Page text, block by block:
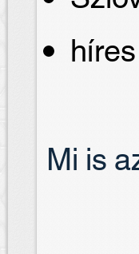
Mi is